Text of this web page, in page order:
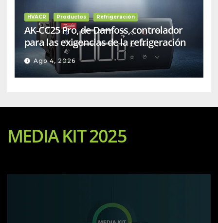
HVACR Productos Refrigeración
AK-CC25 Pro, de Danfoss, controlador
para las exigencias de la refrigeración
comercial
Ago 4, 2026
MEDIA KIT 2025